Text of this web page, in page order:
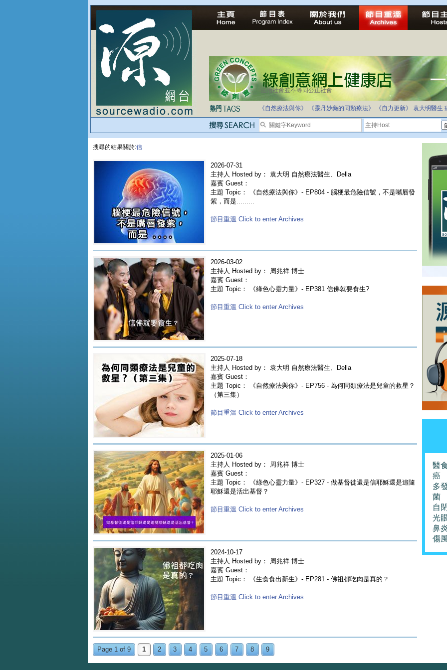
法治社會並不等同公正社會
自家教育合法化-推動多元化教育，全民學卷制
《自然療法與你》 《靈丹妙藥的同類療法》 《自力更新》 袁大明醫生
搜尋的結果關於:信
2026-07-31
主持人 Hosted by： 袁大明 自然療法醫生、Della
嘉賓 Guest：
主題 Topic： 《自然療法與你》- EP804 - 腦梗最危險信號，不是嘴唇發
紫，而是.........
節目重溫 Click to enter Archives
2026-03-02
主持人 Hosted by： 周兆祥 博士
嘉賓 Guest：
主題 Topic： 《綠色心靈力量》- EP381 信佛就要食生?
節目重溫 Click to enter Archives
2025-07-18
主持人 Hosted by： 袁大明 自然療法醫生、Della
嘉賓 Guest：
主題 Topic： 《自然療法與你》- EP756 - 為何同類療法是兒童的救星？
（第三集）
節目重溫 Click to enter Archives
2025-01-06
主持人 Hosted by： 周兆祥 博士
嘉賓 Guest：
主題 Topic： 《綠色心靈力量》- EP327 - 做基督徒還是信耶穌還是追隨
耶穌還是活出基督？
節目重溫 Click to enter Archives
2024-10-17
主持人 Hosted by： 周兆祥 博士
嘉賓 Guest：
主題 Topic： 《生食食出新生》- EP281 - 佛祖都吃肉是真的？
節目重溫 Click to enter Archives
Page 1 of 9 1 2 3 4 5 6 7 8 9
醫
癌
多
菌
自
光
鼻
傷